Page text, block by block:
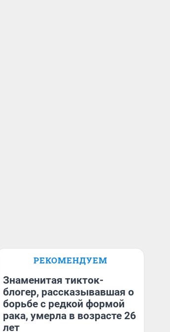
РЕКОМЕНДУЕМ
Знаменитая тикток-
блогер, рассказывавшая о
борьбе с редкой формой
рака, умерла в возрасте 26
лет